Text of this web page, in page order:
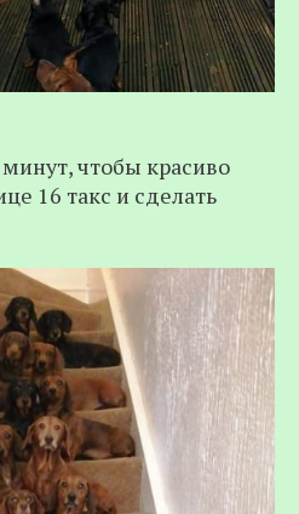
чтобы красиво
16 такс и сделать